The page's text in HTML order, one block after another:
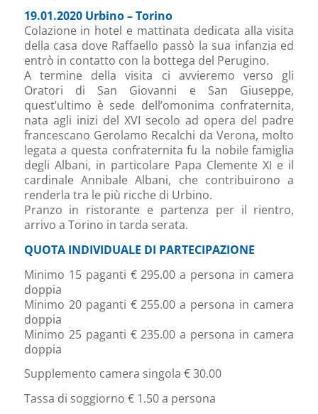
19.01.2020 Urbino – Torino
Colazione in hotel e mattinata dedicata alla visita
della casa dove Raffaello passò la sua infanzia ed
entrò in contatto con la bottega del Perugino.
A termine della visita ci avvieremo verso gli
Oratori di San Giovanni e San Giuseppe,
quest’ultimo è sede dell’omonima confraternita,
nata agli inizi del XVI secolo ad opera del padre
francescano Gerolamo Recalchi da Verona, molto
legata a questa confraternita fu la nobile famiglia
degli Albani, in particolare Papa Clemente XI e il
cardinale Annibale Albani, che contribuirono a
renderla tra le più ricche di Urbino.
Pranzo in ristorante e partenza per il rientro,
arrivo a Torino in tarda serata.
QUOTA INDIVIDUALE DI PARTECIPAZIONE
Minimo 15 paganti € 295.00 a persona in camera
doppia
Minimo 20 paganti € 255.00 a persona in camera
doppia
Minimo 25 paganti € 235.00 a persona in camera
doppia
Supplemento camera singola € 30.00
Tassa di soggiorno € 1.50 a persona